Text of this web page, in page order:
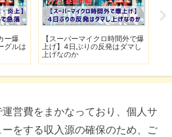
ー爆
グルは
【スーパーマイクロ時間外で爆
上げ】4日ぶりの反発はダマし
上げなのか
営費をまかなっており、個人サ
をする収入源の確保のため、ご